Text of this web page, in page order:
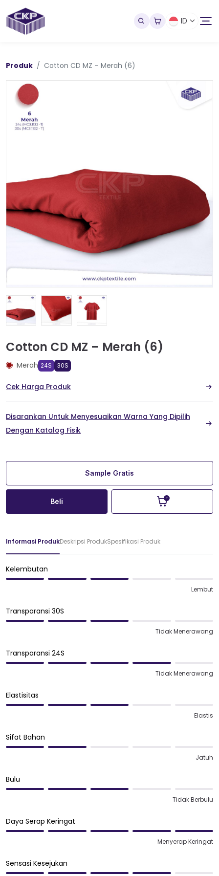
ID
Produk Cotton CD MZ – Merah (6)
Cotton CD MZ – Merah (6)
Merah 24S 30S
Cek Harga Produk
Disarankan Untuk Menyesuaikan Warna Yang Dipilih
Dengan Katalog Fisik
Sample Gratis
Beli
Informasi ProdukDeskripsi ProdukSpesifikasi Produk
Kelembutan
Lembut
Transparansi 30S
Tidak Menerawang
Transparansi 24S
Tidak Menerawang
Elastisitas
Elastis
Sifat Bahan
Jatuh
Bulu
Tidak Berbulu
Daya Serap Keringat
Menyerap Keringat
Sensasi Kesejukan